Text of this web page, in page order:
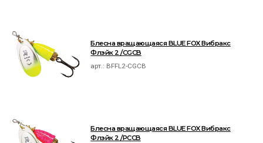
Блесна вращающаяся BLUE FOX Вибракс
Флэйк 2 /CGCB
арт.: BFFL2-CGCB
Блесна вращающаяся BLUE FOX Вибракс
Флэйк 2 /PCCB